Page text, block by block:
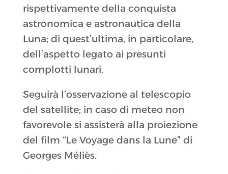
rispettivamente della conquista
astronomica e astronautica della
Luna; di quest’ultima, in particolare,
dell’aspetto legato ai presunti
complotti lunari.
Seguirà l’osservazione al telescopio
del satellite; in caso di meteo non
favorevole si assisterà alla proiezione
del film “Le Voyage dans la Lune” di
Georges Méliès.